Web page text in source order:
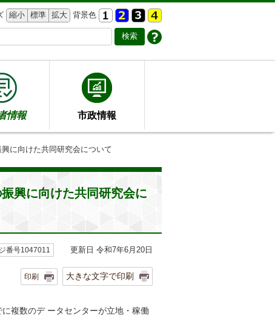
縮小 標準 拡大 背景色
情報 市政情報
に向けた共同研究会について
興に向けた共同研究会に
番号1047011 更新日 令和7年6月20日
印刷 大きな文字で印刷
複数のデ ータセンターが立地・稼働